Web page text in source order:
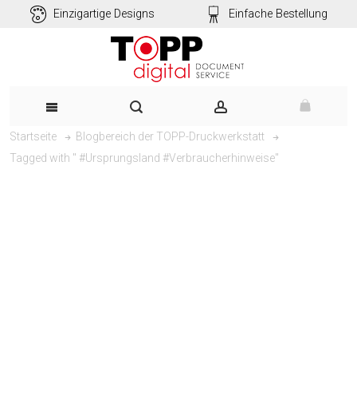
Einzigartige Designs Einfache Bestellung
Startseite
Blogbereich der TOPP-Druckwerkstatt
Tagged with " #Ursprungsland #Verbraucherhinweise"